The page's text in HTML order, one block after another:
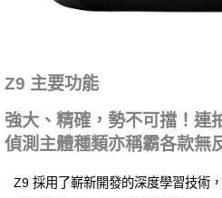
Z9 主要功能
強大、精確，勢不可擋！連
偵測主體種類亦稱霸各款無
Z9 採用了嶄新開發的深度學習技術